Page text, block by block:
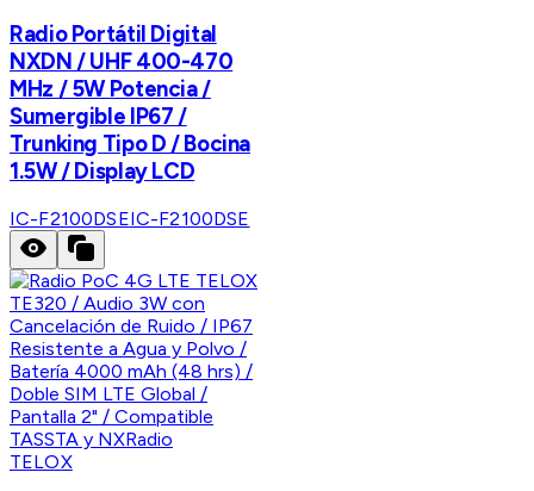
Radio Portátil Digital
NXDN / UHF 400-470
MHz / 5W Potencia /
Sumergible IP67 /
Trunking Tipo D / Bocina
1.5W / Display LCD
IC-F2100DSEIC-F2100DSE
TELOX